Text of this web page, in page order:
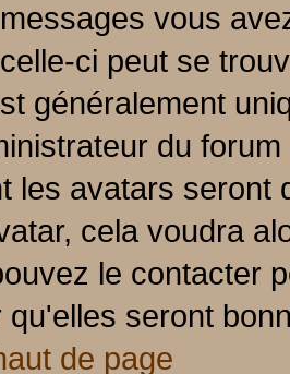
vous
ci peut se
généralement
du
les avatars seront
cela voudra
le contacter
qu'elles seront
de page